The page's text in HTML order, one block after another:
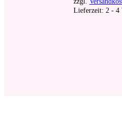
Lieferzeit: 2 - 4